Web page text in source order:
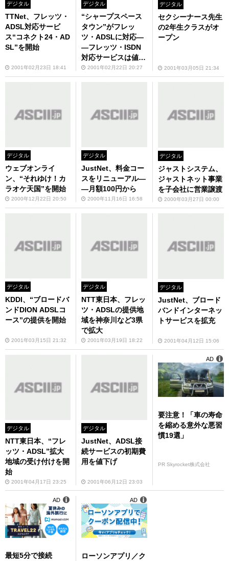
デジタル
TTNet、フレッツ・
ADSL対応サービ
ス“コネクト24・AD
SL”を開始
2001年02月23日 18:41
デジタル
“シャープスペース
タウン”がフレッ
ツ・ADSLに対応―
―フレッツ・ISDN
対応サービスは値下
げ2001年02月22日 20:27
デジタル
セクシーナース先生
の2年生クラスがオ
ープン
2001年03月05日 21:34
デジタル
ウェブオンライ
ン、“それゆけ！カ
ラオケ天国”を開始
2000年12月22日 20:50
デジタル
JustNet、料金コー
スをリニューアル―
―月額100円から
2000年11月16日 16:58
デジタル
ジャストシステム、
ジャストネット事業
を子会社に営業譲渡
2000年03月27日 00:00
デジタル
KDDI、“ブロードバ
ンドDION ADSLコ
ース”の提供を開始
2001年03月15日 21:32
デジタル
NTT東日本、フレッ
ツ・ADSLの提供地
域を神奈川など3県
で拡大
2001年03月19日 18:22
デジタル
JustNet、ブロード
バンドインターネッ
トサービスを拡充
2001年04月12日 15:06
デジタル
NTT東日本、“フレ
ッツ・ADSL”拡大
地域の受け付けを開
始
2001年04月17日 23:25
デジタル
JustNet、ADSL接
続サービスの初期費
用を値下げ
2001年06月12日 23:03
要注意！「車の寿命
を縮める意外な悪習
慣19選」
PR Skyrocket株式会社
AD
最短5分で接続
AD
ローソンアプリ／ク
AD